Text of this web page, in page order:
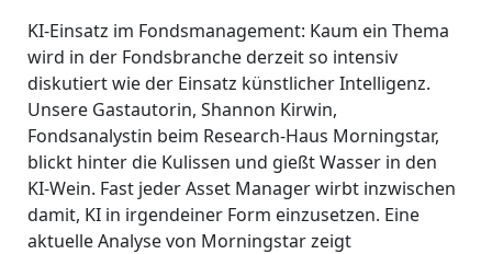
KI-Einsatz im Fondsmanagement: Kaum ein Thema
wird in der Fondsbranche derzeit so intensiv
diskutiert wie der Einsatz künstlicher Intelligenz.
Unsere Gastautorin, Shannon Kirwin,
Fondsanalystin beim Research‑Haus Morningstar,
blickt hinter die Kulissen und gießt Wasser in den
KI‑Wein. Fast jeder Asset Manager wirbt inzwischen
damit, KI in irgendeiner Form einzusetzen. Eine
aktuelle Analyse von Morningstar zeigt